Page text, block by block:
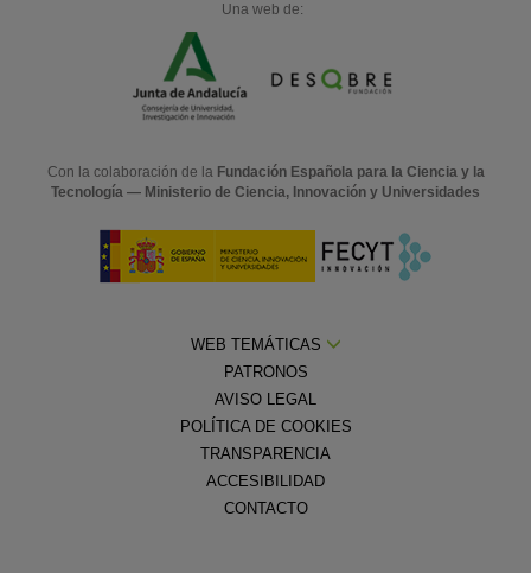
Una web de:
Con la colaboración de la Fundación Española para la Ciencia y la
Tecnología — Ministerio de Ciencia, Innovación y Universidades
WEB TEMÁTICAS
PATRONOS
AVISO LEGAL
POLÍTICA DE COOKIES
TRANSPARENCIA
ACCESIBILIDAD
CONTACTO